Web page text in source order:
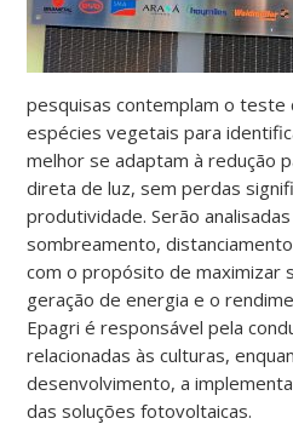
pesquisas contemplam o
espécies vegetais para
melhor se adaptam à redução
direta de luz, sem perdas
produtividade. Serão
sombreamento,
com o propósito de maximizar
geração de energia e o
Epagri é responsável pela
relacionadas às culturas,
desenvolvimento, a
das soluções fotovoltaicas.